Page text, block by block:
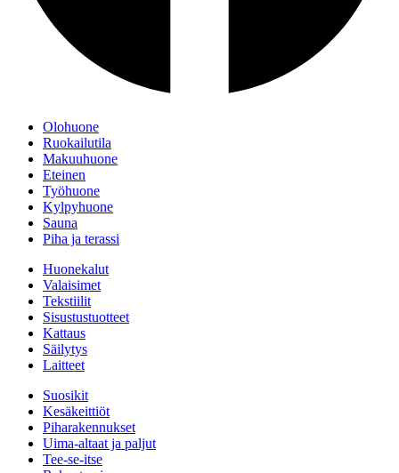
Olohuone
Ruokailutila
Makuuhuone
Eteinen
Työhuone
Kylpyhuone
Sauna
Piha ja terassi
Huonekalut
Valaisimet
Tekstiilit
Sisustustuotteet
Kattaus
Säilytys
Laitteet
Suosikit
Kesäkeittiöt
Piharakennukset
Uima-altaat ja paljut
Tee-se-itse